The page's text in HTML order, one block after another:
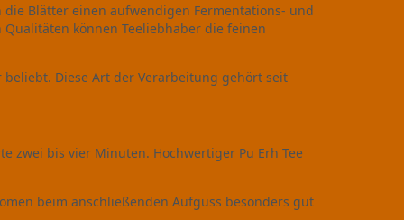
Blätter einen aufwendigen Fermentations- und
können Teeliebhaber die feinen
beliebt. Diese Art der Verarbeitung gehört seit
zwei bis vier Minuten. Hochwertiger Pu Erh Tee
beim anschließenden Aufguss besonders gut